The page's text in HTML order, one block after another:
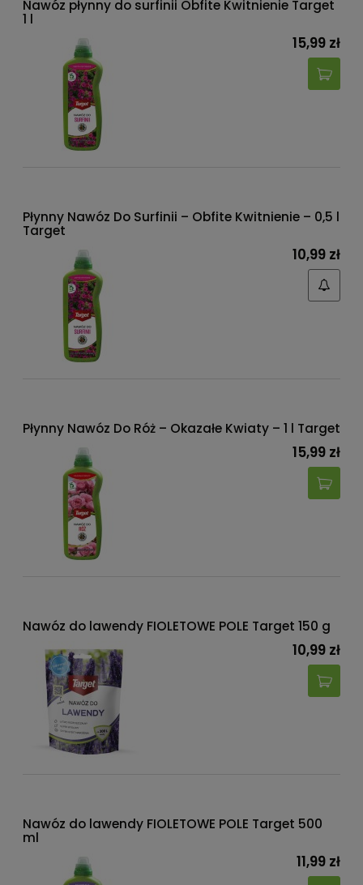
Nawóz płynny do surfinii Obfite Kwitnienie Target
1 l
15,99 zł
Płynny Nawóz Do Surfinii – Obfite Kwitnienie – 0,5 l
Target
10,99 zł
Płynny Nawóz Do Róż – Okazałe Kwiaty – 1 l Target
15,99 zł
Nawóz do lawendy FIOLETOWE POLE Target 150 g
10,99 zł
Nawóz do lawendy FIOLETOWE POLE Target 500
ml
11,99 zł